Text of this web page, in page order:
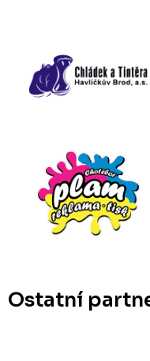
Ostatní